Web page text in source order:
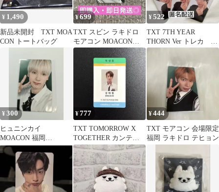
¥ 1,490
新品未開封 TXT MOA
CON トートバッグ
¥699
TXT スビン ラキドロ
モアコン MOACONト
レカ 愛知限定 会場限定
¥522
TXT 7TH YEAR
THORN Ver トレカ ボ
ムギュ
¥300
ヒュニンカイ
MOACON 福岡
TOMORROW X
TOGETHER トレカ
¥777
TXT TOMORROW X
TOGETHER カンテヒ
ョン トレカ
¥444
TXT モアコン 会場限定
福岡 ラキドロ テヒョン